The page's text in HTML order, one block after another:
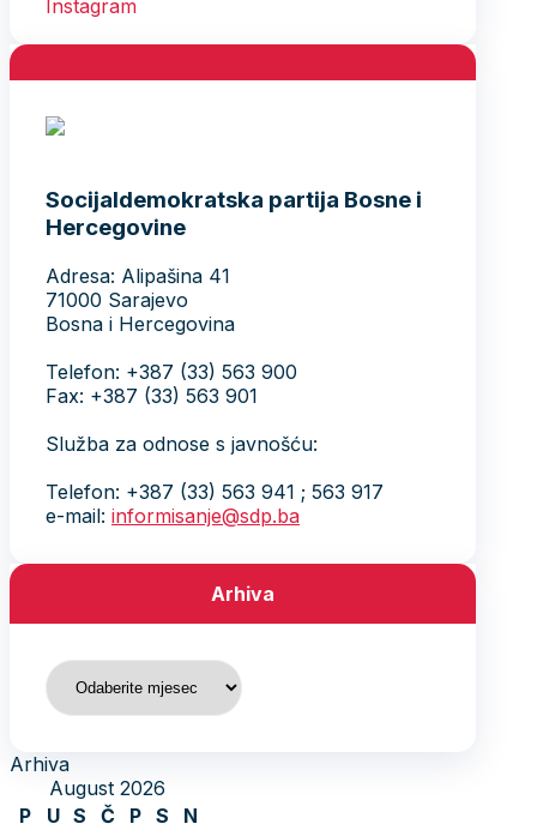
Socijaldemokratska partija Bosne i
Hercegovine
Adresa: Alipašina 41
71000 Sarajevo
Bosna i Hercegovina
Telefon: +387 (33) 563 900
Fax: +387 (33) 563 901
Služba za odnose s javnošću:
Telefon: +387 (33) 563 941 ; 563 917
e-mail: informisanje@sdp.ba
Arhiva
Arhiva
Arhiva
August 2026
P
U S Č P S
N